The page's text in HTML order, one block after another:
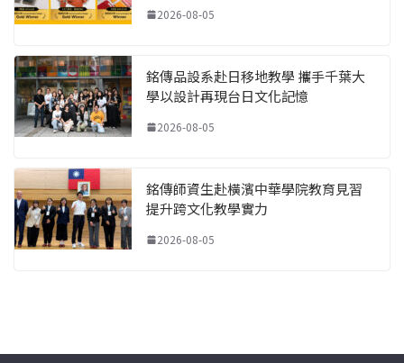
2026-08-05
銘傳品設系赴日移地教學 攜手千葉大
學以設計再現台日文化記憶
2026-08-05
銘傳師資生赴橫濱中華學院教育見習
提升跨文化教學實力
2026-08-05